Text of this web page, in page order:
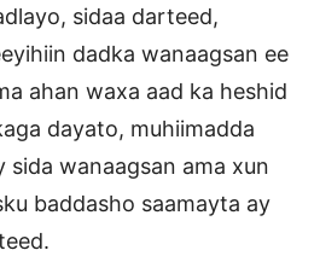
sidaa darteed,
dadka wanaagsan ee
ahan waxa aad ka heshid
dayato, muhiimadda
sida wanaagsan ama xun
baddasho saamayta ay